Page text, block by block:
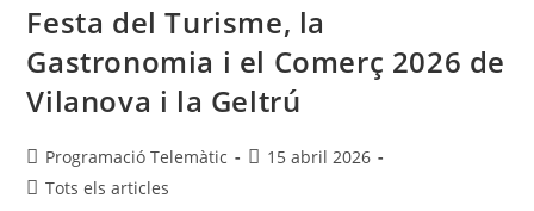
Festa del Turisme, la
Gastronomia i el Comerç 2026 de
Vilanova i la Geltrú
Programació Telemàtic
15 abril 2026
Tots els articles